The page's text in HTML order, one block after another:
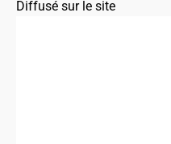
Diffusé sur le site